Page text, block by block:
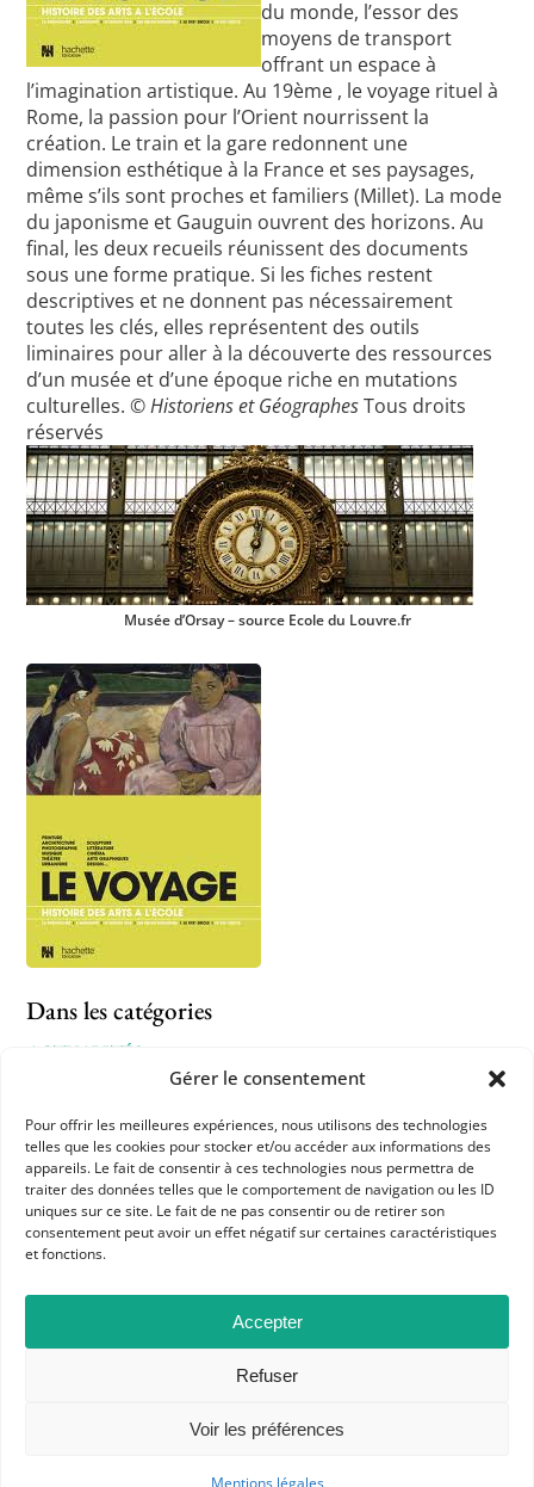
Gérer le consentement
Pour offrir les meilleures expériences, nous utilisons des technologies
telles que les cookies pour stocker et/ou accéder aux informations des
appareils. Le fait de consentir à ces technologies nous permettra de
traiter des données telles que le comportement de navigation ou les ID
uniques sur ce site. Le fait de ne pas consentir ou de retirer son
consentement peut avoir un effet négatif sur certaines caractéristiques
et fonctions.
Accepter
Refuser
Voir les préférences
Mentions légales
du monde, l’essor des
moyens de transport
offrant un espace à
l’imagination artistique. Au 19ème , le voyage rituel à
Rome, la passion pour l’Orient nourrissent la
création. Le train et la gare redonnent une
dimension esthétique à la France et ses paysages,
même s’ils sont proches et familiers (Millet). La mode
du japonisme et Gauguin ouvrent des horizons. Au
final, les deux recueils réunissent des documents
sous une forme pratique. Si les fiches restent
descriptives et ne donnent pas nécessairement
toutes les clés, elles représentent des outils
liminaires pour aller à la découverte des ressources
d’un musée et d’une époque riche en mutations
culturelles. ©Historiens et GéographesTous droits
réservés
Musée d’Orsay – source Ecole du Louvre.fr
Dans les catégories
ACTUALITÉS
CRITIQUE D'OUVRAGES PUBLIÉS
APHG